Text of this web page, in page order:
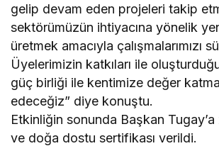
gelip devam eden projeleri takip
sektörümüzün ihtiyacına yönelik
üretmek amacıyla çalışmalarımızı
Üyelerimizin katkıları ile
güç birliği ile kentimize değer
edeceğiz” diye konuştu.
Etkinliğin sonunda Başkan Tugay’a
ve doğa dostu sertifikası verildi.